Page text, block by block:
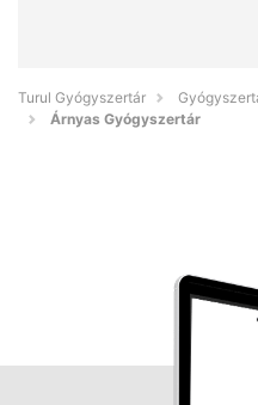
Turul Gyógyszertár
Árnyas Gyógyszertár